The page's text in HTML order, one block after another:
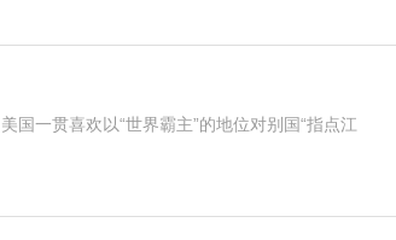
国一贯喜欢以“世界霸主”的地位对别国“指点江